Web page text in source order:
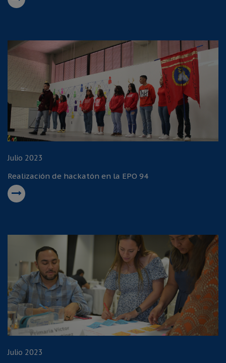
Julio 2023
Realización de hackatón en la EPO 94
Julio 2023